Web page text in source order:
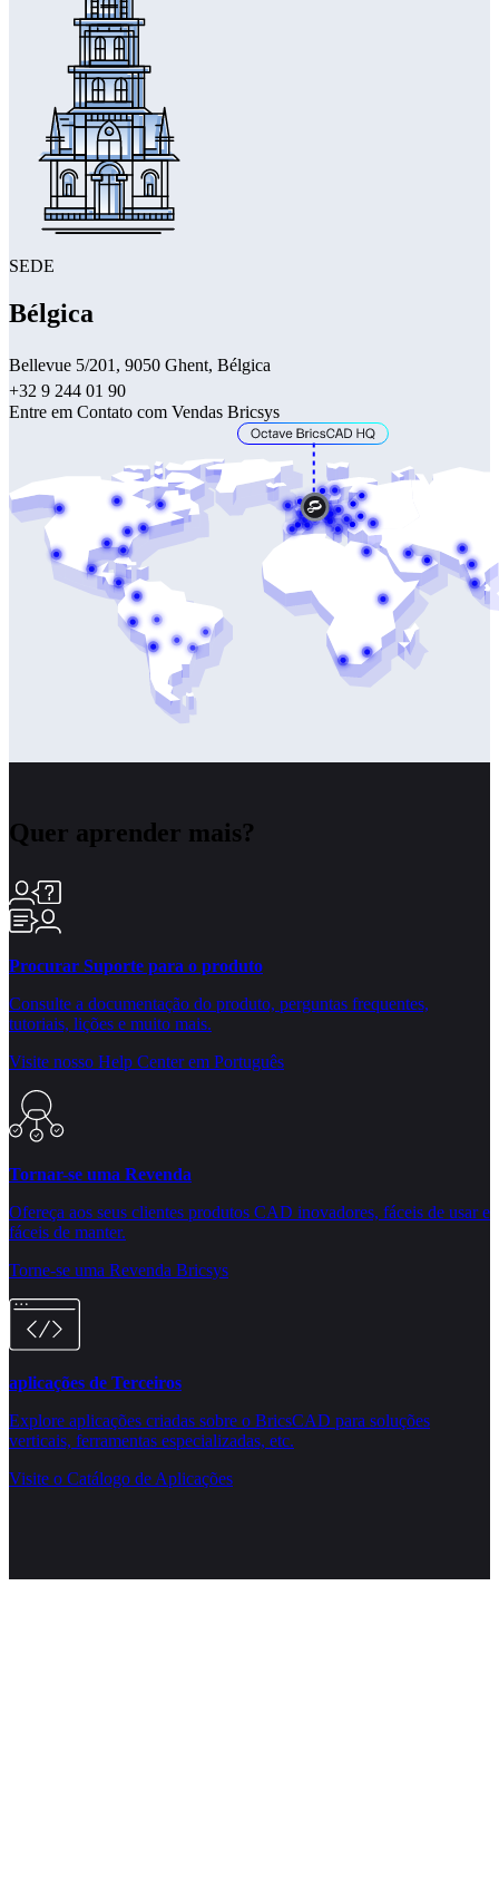
SEDE
Bélgica
Bellevue 5/201, 9050 Ghent, Bélgica
+32 9 244 01 90
Entre em Contato com Vendas Bricsys
Quer aprender mais?
Procurar Suporte para o produto
Consulte a documentação do produto, perguntas frequentes,
tutoriais, lições e muito mais.
Visite nosso Help Center em Português
Tornar-se uma Revenda
Ofereça aos seus clientes produtos CAD inovadores, fáceis de usar e
fáceis de manter.
Torne-se uma Revenda Bricsys
aplicações de Terceiros
Explore aplicações criadas sobre o BricsCAD para soluções
verticais, ferramentas especializadas, etc.
Visite o Catálogo de Aplicações